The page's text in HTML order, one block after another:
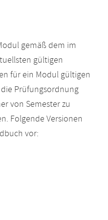
gemäß dem im
gültigen
für ein Modul gültigen
Prüfungsordnung
von Semester zu
Folgende Versionen
vor: